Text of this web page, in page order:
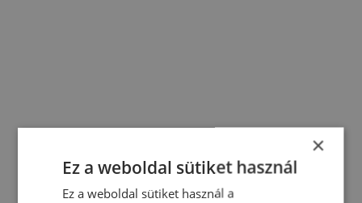
×
Ez a weboldal sütiket használ
Ez a weboldal sütiket használ a